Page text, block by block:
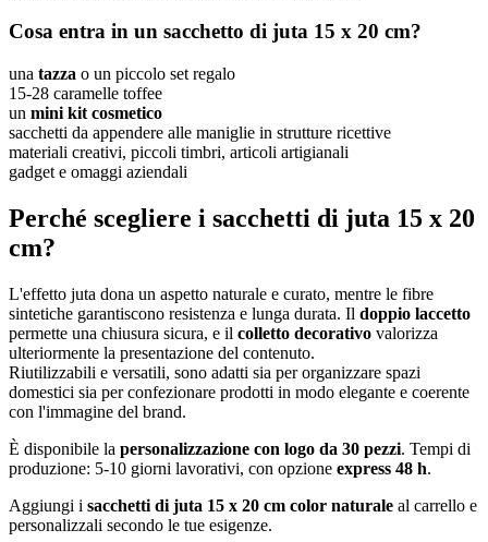
Cosa entra in un sacchetto di juta 15 x 20 cm?
una tazza o un piccolo set regalo
15-28 caramelle toffee
un mini kit cosmetico
sacchetti da appendere alle maniglie in strutture ricettive
materiali creativi, piccoli timbri, articoli artigianali
gadget e omaggi aziendali
Perché scegliere i sacchetti di juta 15 x 20
cm?
L'effetto juta dona un aspetto naturale e curato, mentre le fibre
sintetiche garantiscono resistenza e lunga durata. Il doppio laccetto
permette una chiusura sicura, e il colletto decorativo valorizza
ulteriormente la presentazione del contenuto.
Riutilizzabili e versatili, sono adatti sia per organizzare spazi
domestici sia per confezionare prodotti in modo elegante e coerente
con l'immagine del brand.
È disponibile la personalizzazione con logo da 30 pezzi. Tempi di
produzione: 5-10 giorni lavorativi, con opzione express 48 h.
Aggiungi i sacchetti di juta 15 x 20 cm color naturale al carrello e
personalizzali secondo le tue esigenze.